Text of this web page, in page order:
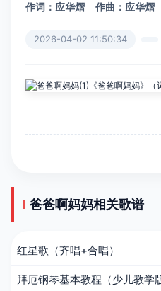
作词：应华熠 作曲：应华熠
2026-04-02 11:50:34
爸爸啊妈妈相关歌谱
红星歌（齐唱+合唱）
拜厄钢琴基本教程（少儿教学